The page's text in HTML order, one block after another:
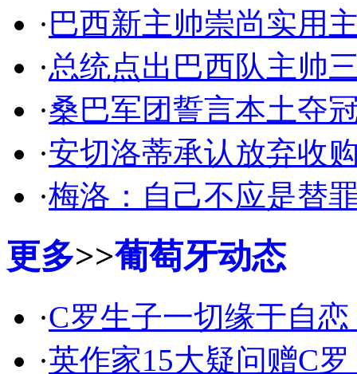
·巴西新主帅崇尚实用
·总统点出巴西队主帅
·桑巴军团誓言本土夺
·安切洛蒂承认放弃收
·梅洛：自己不应是替
更多>>葡萄牙动态
·C罗生子一切缘于自
·英作家15大疑问赠C